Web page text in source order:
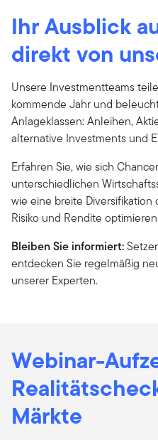
Ihr Ausblick
direkt von
Unsere Investmentteams
kommende Jahr und
Anlageklassen: Anleihen,
alternative Investments und
Erfahren Sie, wie sich
unterschiedlichen
wie eine breite
Risiko und Rendite
Bleiben Sie informiert:
entdecken Sie regelmäßig
unserer Experten.
Webinar-
Märkte